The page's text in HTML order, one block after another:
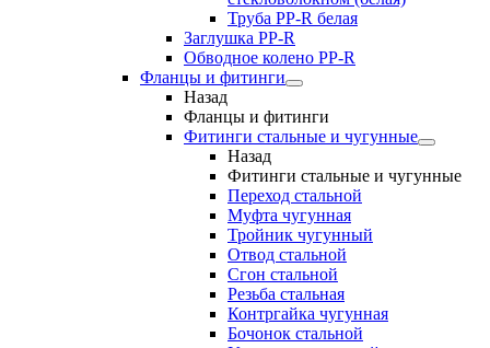
Труба РР-R белая
Заглушка PP-R
Обводное колено PP-R
Фланцы и фитинги
Назад
Фланцы и фитинги
Фитинги стальные и чугунные
Назад
Фитинги стальные и чугунные
Переход стальной
Муфта чугунная
Тройник чугунный
Отвод стальной
Сгон стальной
Резьба стальная
Контргайка чугунная
Бочонок стальной